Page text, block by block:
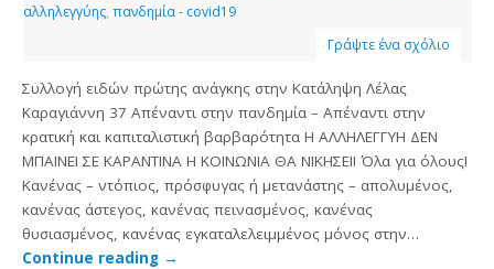
αλληλεγγύης,πανδημία - covid19
Γράψτε ένα σχόλιο
Συλλογή ειδών πρώτης ανάγκης στην Κατάληψη Λέλας
Καραγιάννη 37 Απέναντι στην πανδημία – Απέναντι στην
κρατική και καπιταλιστική βαρβαρότητα H ΑΛΛΗΛΕΓΓΥΗ ΔΕΝ
ΜΠΑΙΝΕΙ ΣΕ ΚΑΡΑΝΤΙΝΑ Η ΚΟΙΝΩΝΙΑ ΘΑ ΝΙΚΗΣΕΙ! Όλα για όλους!
Κανένας – ντόπιος, πρόσφυγας ή μετανάστης – απολυμένος,
κανένας άστεγος, κανένας πεινασμένος, κανένας
θυσιασμένος, κανένας εγκαταλελειμμένος μόνος στην…
Continue reading →